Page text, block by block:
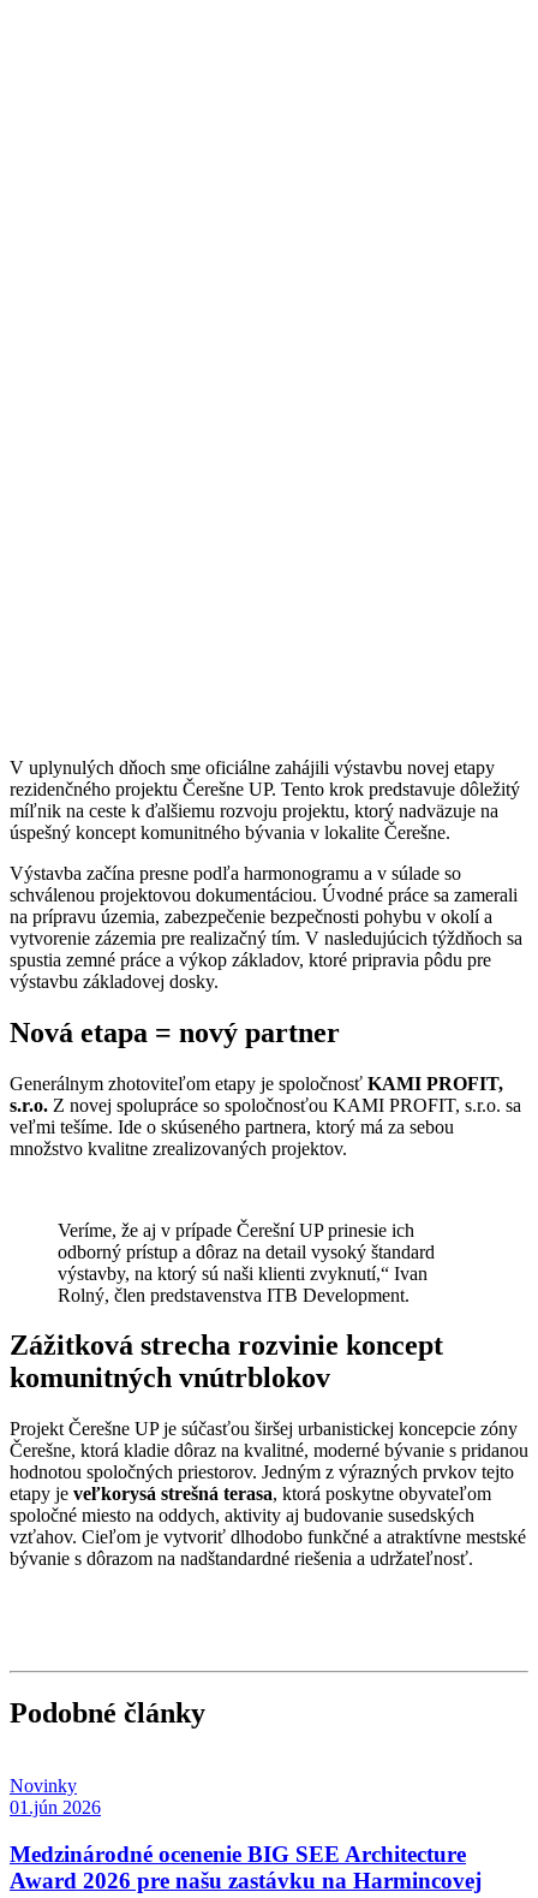
V uplynulých dňoch sme oficiálne zahájili výstavbu novej etapy
rezidenčného projektu Čerešne UP. Tento krok predstavuje dôležitý
míľnik na ceste k ďalšiemu rozvoju projektu, ktorý nadväzuje na
úspešný koncept komunitného bývania v lokalite Čerešne.
Výstavba začína presne podľa harmonogramu a v súlade so
schválenou projektovou dokumentáciou. Úvodné práce sa zamerali
na prípravu územia, zabezpečenie bezpečnosti pohybu v okolí a
vytvorenie zázemia pre realizačný tím. V nasledujúcich týždňoch sa
spustia zemné práce a výkop základov, ktoré pripravia pôdu pre
výstavbu základovej dosky.
Nová etapa = nový partner
Generálnym zhotoviteľom etapy je spoločnosť KAMI PROFIT,
s.r.o. Z novej spolupráce so spoločnosťou KAMI PROFIT, s.r.o. sa
veľmi tešíme. Ide o skúseného partnera, ktorý má za sebou
množstvo kvalitne zrealizovaných projektov.
Veríme, že aj v prípade Čerešní UP prinesie ich
odborný prístup a dôraz na detail vysoký štandard
výstavby, na ktorý sú naši klienti zvyknutí,“ Ivan
Rolný, člen predstavenstva ITB Development.
Zážitková strecha rozvinie koncept
komunitných vnútrblokov
Projekt Čerešne UP je súčasťou širšej urbanistickej koncepcie zóny
Čerešne, ktorá kladie dôraz na kvalitné, moderné bývanie s pridanou
hodnotou spoločných priestorov. Jedným z výrazných prvkov tejto
etapy je veľkorysá strešná terasa, ktorá poskytne obyvateľom
spoločné miesto na oddych, aktivity aj budovanie susedských
vzťahov. Cieľom je vytvoriť dlhodobo funkčné a atraktívne mestské
bývanie s dôrazom na nadštandardné riešenia a udržateľnosť.
Podobné články
Novinky
01.jún 2026
Medzinárodné ocenenie BIG SEE Architecture
Award 2026 pre našu zastávku na Harmincovej